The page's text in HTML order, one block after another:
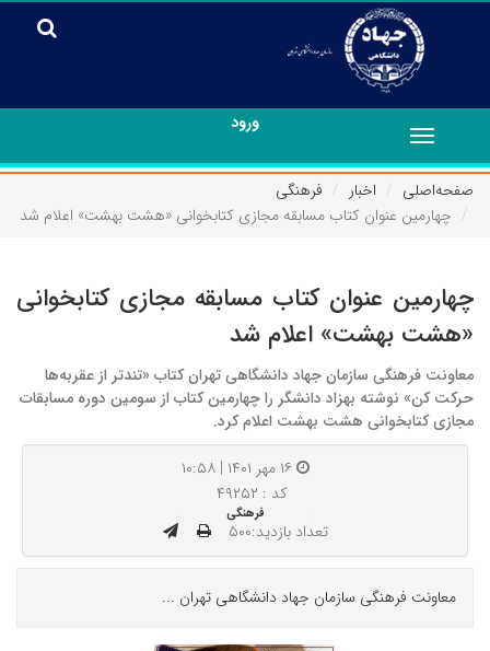
ورود
Toggle
navigation
صفحه‌اصلی
اخبار
فرهنگی
چهارمین عنوان کتاب مسابقه مجازی کتابخوانی «هشت بهشت» اعلام شد
چهارمین عنوان کتاب مسابقه مجازی کتابخوانی
«هشت بهشت» اعلام شد
معاونت فرهنگی سازمان جهاد دانشگاهی تهران کتاب «تندتر از عقربه‌ها
حرکت کن» نوشته بهزاد دانشگر را چهارمین کتاب از سومین دوره مسابقات
مجازی کتابخوانی هشت بهشت اعلام کرد.
کد : ۴۹۲۵۲
فرهنگی
تعداد بازدید:۵۰۰
معاونت فرهنگی سازمان جهاد دانشگاهی تهران ...